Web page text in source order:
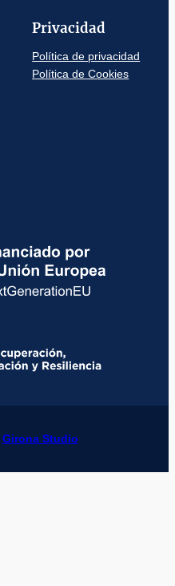
Privacidad
Política de privacidad
Política de Cookies
Girona Studio